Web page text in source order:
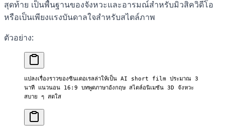
สุดท้าย เป็นพื้นฐานของจังหวะและอารมณ์สำหรับมิวสิควิดีโอ
หรือเป็นเพียงแรงบันดาลใจสำหรับสไตล์ภาพ
ตัวอย่าง:
แปลงเรื่องราวของซินเดอเรลล่าให้เป็น AI short film ประมาณ 3
นาที แนวนอน 16:9 บทพูดภาษาอังกฤษ สไตล์อนิเมชัน 3D จังหวะ
สบาย ๆ สดใส